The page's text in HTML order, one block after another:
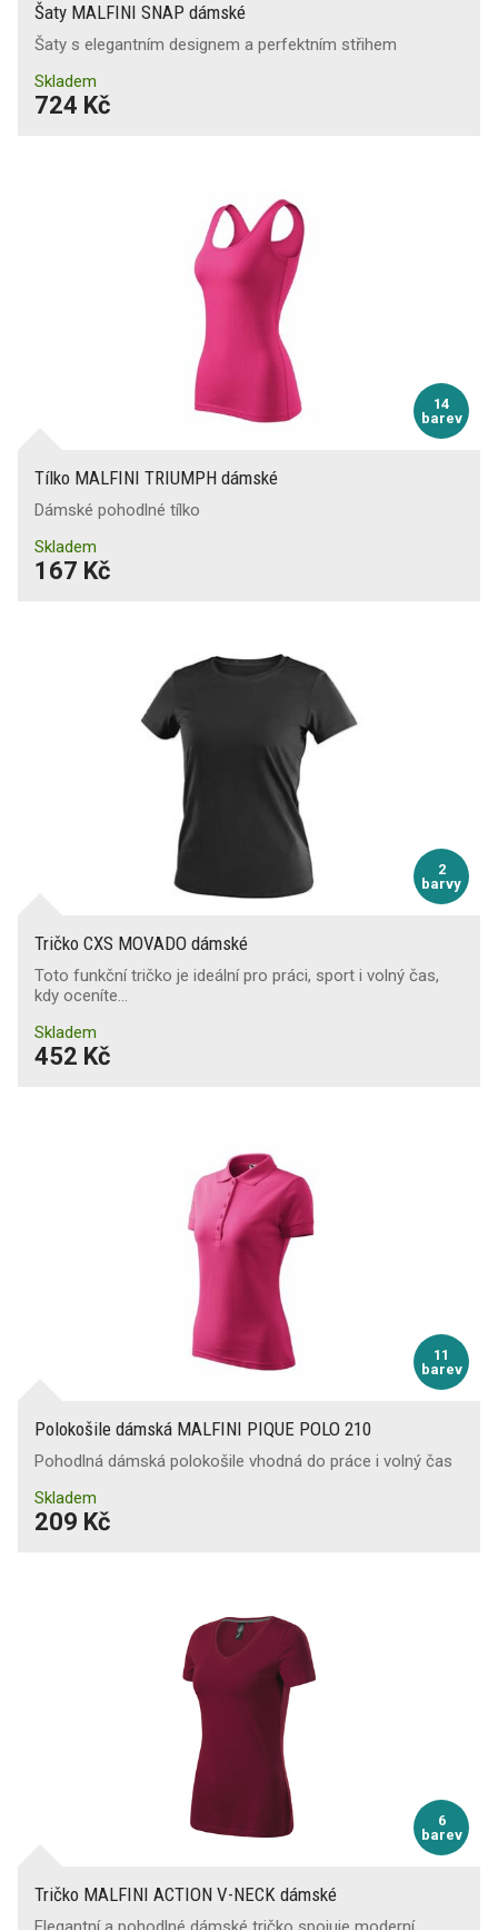
Šaty MALFINI SNAP dámské
Šaty s elegantním designem a perfektním střihem
Skladem
724 Kč
14
barev
Tílko MALFINI TRIUMPH dámské
Dámské pohodlné tílko
Skladem
167 Kč
2
barvy
Tričko CXS MOVADO dámské
Toto funkční tričko je ideální pro práci, sport i volný čas,
kdy oceníte…
Skladem
452 Kč
11
barev
Polokošile dámská MALFINI PIQUE POLO 210
Pohodlná dámská polokošile vhodná do práce i volný čas
Skladem
209 Kč
6
barev
Tričko MALFINI ACTION V-NECK dámské